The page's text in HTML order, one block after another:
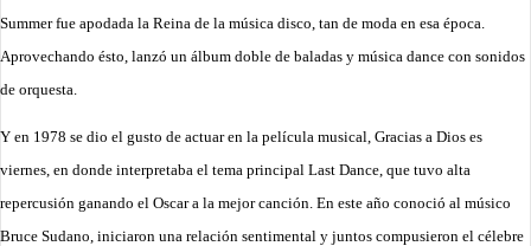
Summer fue apodada la Reina de la música disco, tan de moda en esa época.
Aprovechando ésto, lanzó un álbum doble de baladas y música dance con sonidos
de orquesta.
Y en 1978 se dio el gusto de actuar en la película musical, Gracias a Dios es
viernes, en donde interpretaba el tema principal Last Dance, que tuvo alta
repercusión ganando el Oscar a la mejor canción. En este año conoció al músico
Bruce Sudano, iniciaron una relación sentimental y juntos compusieron el célebre